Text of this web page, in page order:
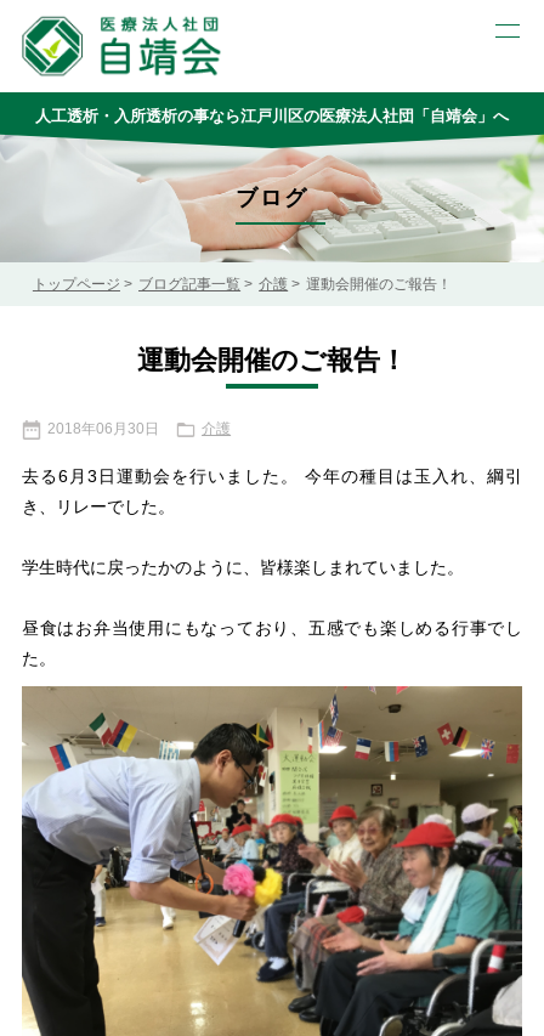
人工透析・入所透析の事なら江戸川区の医療法人社団「自靖会」へ
ブログ
トップページ ブログ記事一覧 介護 運動会開催のご報告！
運動会開催のご報告！
2018年06月30日 介護
去る6月3日運動会を行いました。 今年の種目は玉入れ、綱引
き、リレーでした。
学生時代に戻ったかのように、皆様楽しまれていました。
昼食はお弁当使用にもなっており、五感でも楽しめる行事でし
た。